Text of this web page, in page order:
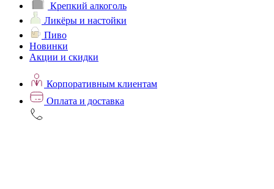
Крепкий алкоголь
Ликёры и настойки
Пиво
Новинки
Акции и скидки
Корпоративным клиентам
Оплата и доставка